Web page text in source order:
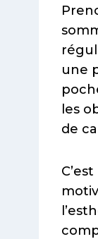
une
les
de